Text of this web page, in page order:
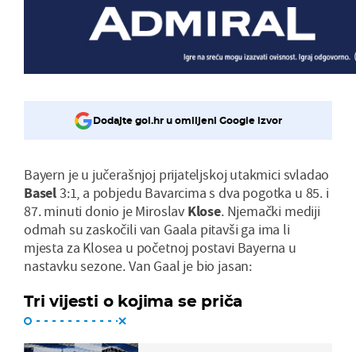
Dodajte gol.hr u omiljeni Google izvor
Bayern je u jučerašnjoj prijateljskoj utakmici svladao
Basel3:1, a pobjedu Bavarcima s dva pogotka u 85. i
87. minuti donio je Miroslav Klose. Njemački mediji
odmah su zaskočili van Gaala pitavši ga ima li
mjesta za Klosea u početnoj postavi Bayerna u
nastavku sezone. Van Gaal je bio jasan:
Tri vijesti o kojima se priča